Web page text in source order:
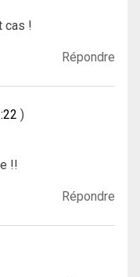
cas !
Répondre
!!
Répondre